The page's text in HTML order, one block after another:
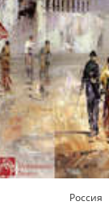
Россия